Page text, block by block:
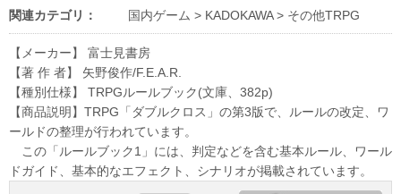
関連カテゴリ： 国内ゲーム > KADOKAWA> その他TRPG
【メーカー】 富士見書房
【著 作 者】 矢野俊作/F.E.A.R.
【種別仕様】 TRPGルールブック(文庫、382p)
【商品説明】TRPG「ダブルクロス」の第3版で、ルールの改定、ワ
ールドの整理が行われています。
この「ルールブック1」には、判定などを含む基本ルール、ワール
ドガイド、基本的なエフェクト、シナリオが掲載されています。